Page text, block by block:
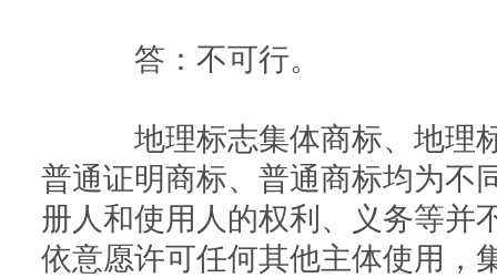
答：不可行。
地理标志集体商标、地理
普通证明商标、普通商标均为不
册人和使用人的权利、义务等并
依意愿许可任何其他主体使用，